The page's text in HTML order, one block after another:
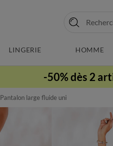
LINGERIE HOMME
-50% dès 2
Pantalon large fluide uni